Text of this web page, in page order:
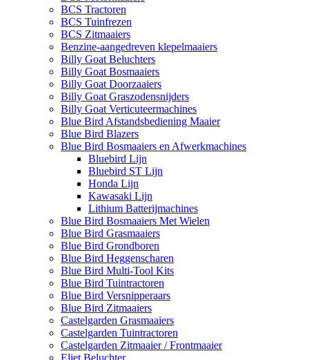
BCS Tractoren
BCS Tuinfrezen
BCS Zitmaaiers
Benzine-aangedreven klepelmaaiers
Billy Goat Beluchters
Billy Goat Bosmaaiers
Billy Goat Doorzaaiers
Billy Goat Graszodensnijders
Billy Goat Verticuteermachines
Blue Bird Afstandsbediening Maaier
Blue Bird Blazers
Blue Bird Bosmaaiers en Afwerkmachines
Bluebird Lijn
Bluebird ST Lijn
Honda Lijn
Kawasaki Lijn
Lithium Batterijmachines
Blue Bird Bosmaaiers Met Wielen
Blue Bird Grasmaaiers
Blue Bird Grondboren
Blue Bird Heggenscharen
Blue Bird Multi-Tool Kits
Blue Bird Tuintractoren
Blue Bird Versnipperaars
Blue Bird Zitmaaiers
Castelgarden Grasmaaiers
Castelgarden Tuintractoren
Castelgarden Zitmaaier / Frontmaaier
Eliet Beluchter